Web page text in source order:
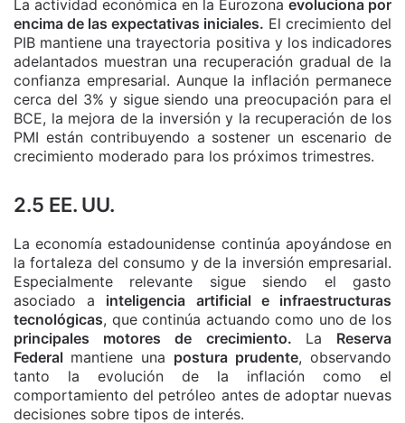
La actividad económica en la Eurozona evoluciona por
encima de las expectativas iniciales. El crecimiento del
PIB mantiene una trayectoria positiva y los indicadores
adelantados muestran una recuperación gradual de la
confianza empresarial. Aunque la inflación permanece
cerca del 3% y sigue siendo una preocupación para el
BCE, la mejora de la inversión y la recuperación de los
PMI están contribuyendo a sostener un escenario de
crecimiento moderado para los próximos trimestres.
2.5 EE. UU.
La economía estadounidense continúa apoyándose en
la fortaleza del consumo y de la inversión empresarial.
Especialmente relevante sigue siendo el gasto
asociado a inteligencia artificial e infraestructuras
tecnológicas, que continúa actuando como uno de los
principales motores de crecimiento. La Reserva
Federal mantiene una postura prudente, observando
tanto la evolución de la inflación como el
comportamiento del petróleo antes de adoptar nuevas
decisiones sobre tipos de interés.